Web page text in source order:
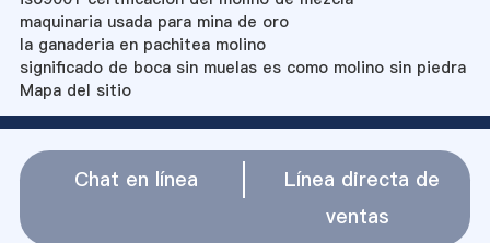
maquinaria usada para mina de oro
la ganaderia en pachitea molino
significado de boca sin muelas es como molino sin piedra
Mapa del sitio
Chat en línea
Línea directa de
ventas